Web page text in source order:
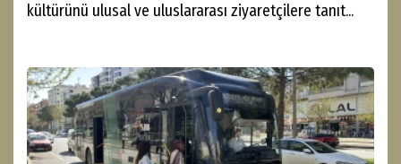
kültürünü ulusal ve uluslararası ziyaretçilere tanıt...